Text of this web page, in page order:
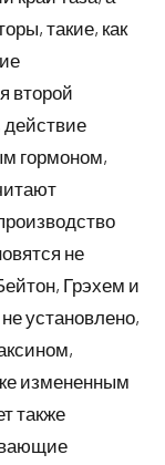
такие, как
второй
действие
гормоном,
не
Грэхем и
установлено,
измененным
также